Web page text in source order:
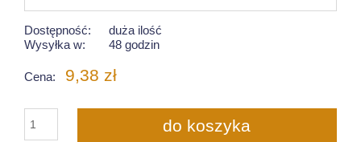
Dostępność:
duża ilość
Wysyłka w:
48 godzin
Cena: 9,38 zł
do koszyka